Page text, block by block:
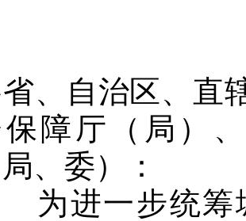
、自治区、直
障厅（局）
局、委）：
为进一步统